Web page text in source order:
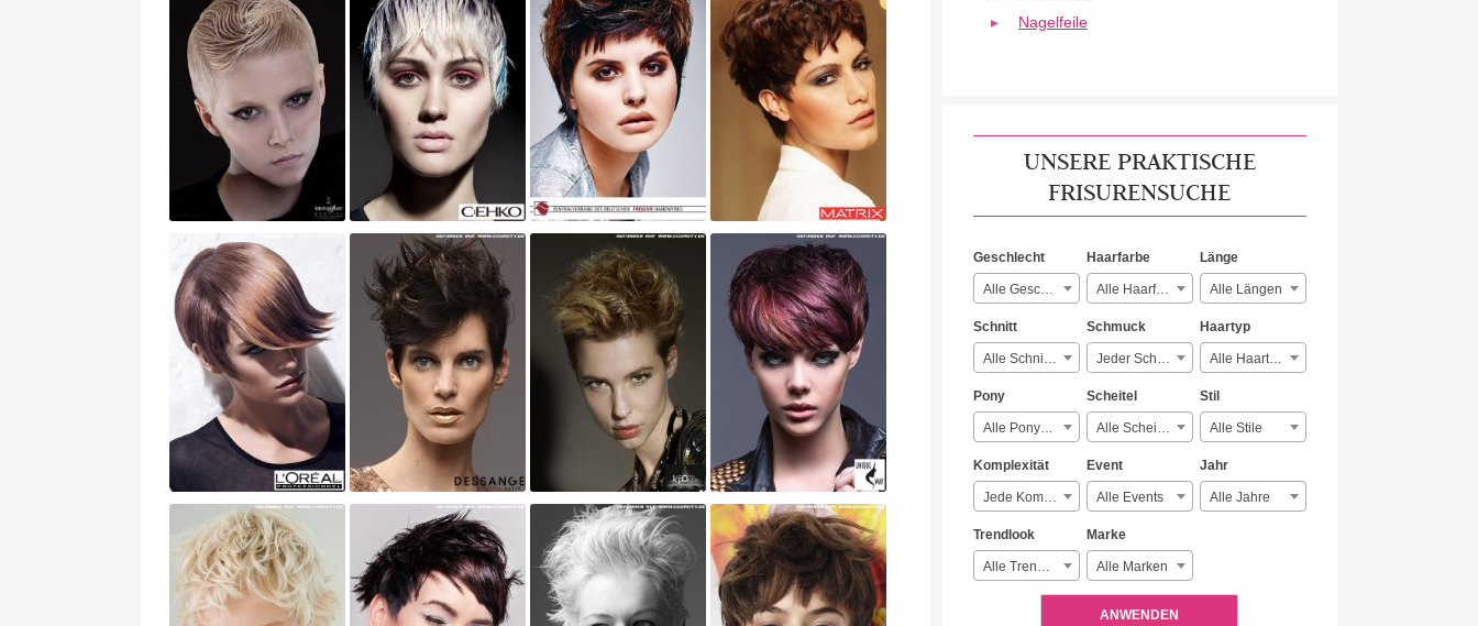
Nagelfeile
UNSERE PRAKTISCHE
FRISURENSUCHE
Geschlecht
Alle Geschlechter
Haarfarbe
Alle Haarfarben
Länge
Alle Längen
Schnitt
Alle Schnitte
Schmuck
Jeder Schmuck
Haartyp
Alle Haartypen
Pony
Alle Ponyarten
Scheitel
Alle Scheitelarten
Stil
Alle Stile
Komplexität
Jede Komplexität
Event
Alle Events
Jahr
Alle Jahre
Trendlook
Alle Trendlooks
Marke
Alle Marken
ANWENDEN